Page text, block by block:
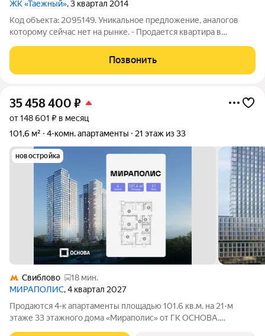
ЖК «Таежный», 3 квартал 2014
Код объекта: 2095149. Уникальное предложение, аналогов
которому сейчас нет на рынке. - Продается квартира в
всего 21 квартира. - ЖК расположен в парковой зоне, славится
исключительной
Позвонить
35 458 400 ₽
от 148 601 ₽ в месяц
101,6 м²
4-комн. апартаменты 21 этаж из 33
новостройка
Свиблово
18 мин.
МИРАПОЛИС, 4 квартал 2027
Продаются 4-к апартаменты площадью 101.6 кв.м. на 21-м
этаже 33 этажного дома «Мираполис» от ГК ОСНОВА.